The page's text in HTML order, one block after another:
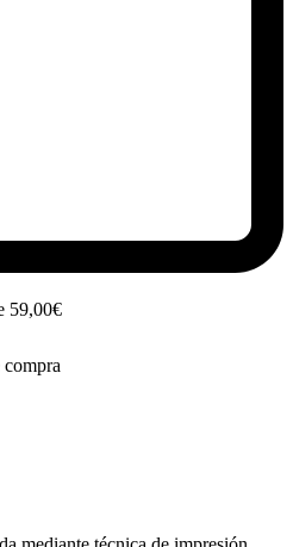
59,00€
compra